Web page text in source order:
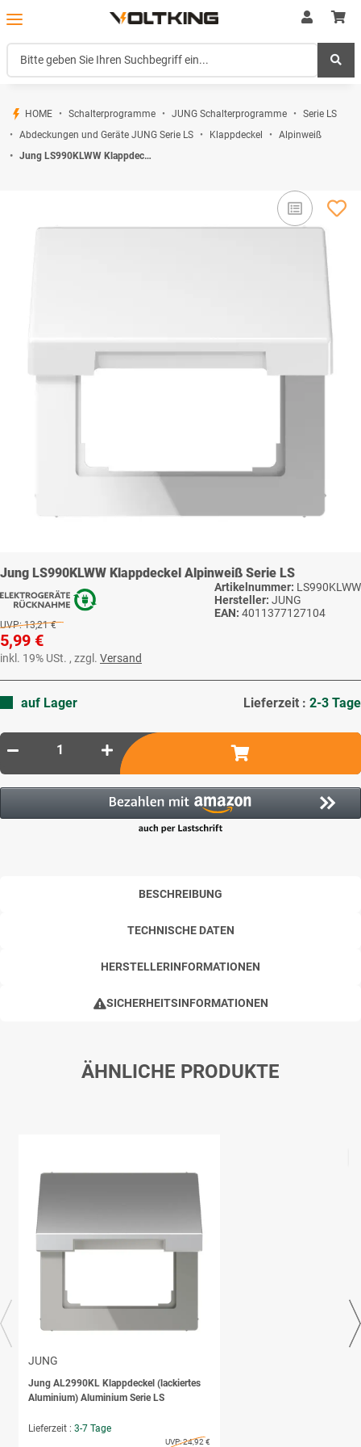
HOME Schalterprogramme JUNG Schalterprogramme
Serie LS
Abdeckungen und Geräte JUNG Serie LS
Klappdeckel
Alpinweiß
Jung LS990KLWW Klappdeckel Alpinweiß Serie LS
Jung LS990KLWW Klappdeckel Alpinweiß Serie LS
Artikelnummer: LS990KLWW
Hersteller: JUNG
EAN: 4011377127104
UVP: 13,21 €
5,99 €
inkl. 19% USt. , zzgl. Versand
auf Lager Lieferzeit : 2-3 Tage
BESCHREIBUNG
TECHNISCHE DATEN
HERSTELLERINFORMATIONEN
SICHERHEITSINFORMATIONEN
ÄHNLICHE PRODUKTE
JUNG
Jung AL2990KL Klappdeckel (lackiertes
Aluminium) Aluminium Serie LS
Lieferzeit : 3-7 Tage
UVP:24,92 €